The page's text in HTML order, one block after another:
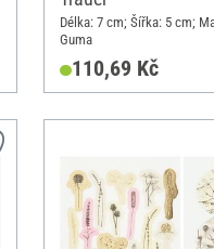
Délka: 7 cm; Šířka: 5 cm;
Guma
110,69 Kč